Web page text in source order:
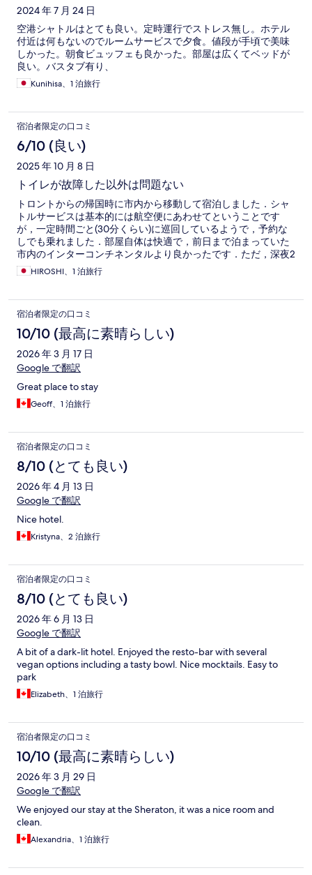
2024 年 7 月 24 日
空港シャトルはとても良い。定時運行でストレス無し。ホテル
付近は何もないのでルームサービスで夕食。値段が手頃で美味
しかった。朝食ビュッフェも良かった。部屋は広くてベッドが
良い。バスタブ有り、
Kunihisa、1 泊旅行
宿泊者限定の口コミ
6/10 (良い)
2025 年 10 月 8 日
トイレが故障した以外は問題ない
トロントからの帰国時に市内から移動して宿泊しました．シャ
トルサービスは基本的には航空便にあわせてということです
が，一定時間ごと(30分くらい)に巡回しているようで，予約な
しでも乗れました．部屋自体は快適で，前日まで泊まっていた
市内のインターコンチネンタルより良かったです．ただ，深夜2
時ごろにトイレが壊れて水が流れなくなり，その時間に修理に
きてもらうのも嫌なのでとりあえず１階のフロントにトイレに
階のレストランで食べたのですが，C$20くらいの前菜のステー
キで日本人には丁度いいくらいの量で味もおいしかったです．
HIROSHI、1 泊旅行
宿泊者限定の口コミ
10/10 (最高に素晴らしい)
2026 年 3 月 17 日
Google で翻訳
Great place to stay
Geoff、1 泊旅行
宿泊者限定の口コミ
8/10 (とても良い)
2026 年 4 月 13 日
Google で翻訳
Nice hotel.
Kristyna、2 泊旅行
宿泊者限定の口コミ
8/10 (とても良い)
2026 年 6 月 13 日
Google で翻訳
A bit of a dark-lit hotel. Enjoyed the resto-bar with several
vegan options including a tasty bowl. Nice mocktails. Easy to
park
Elizabeth、1 泊旅行
宿泊者限定の口コミ
10/10 (最高に素晴らしい)
2026 年 3 月 29 日
Google で翻訳
We enjoyed our stay at the Sheraton, it was a nice room and
clean.
Alexandria、1 泊旅行